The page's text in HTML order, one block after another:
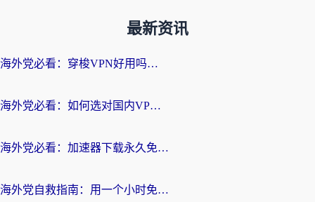
最新资讯
海外党必看：穿梭VPN好用吗？和云帆VPN对比哪个回国效果更好？附真实测评+避坑指南
海外党必看：如何选对国内VPN，实现无缝访问国内资源？
海外党必看：加速器下载永久免费版真的存在吗？教你无缝访问国内资源的正确姿势
海外党自救指南：用一个小时免费加速器，轻松打破国内资源访问壁垒？